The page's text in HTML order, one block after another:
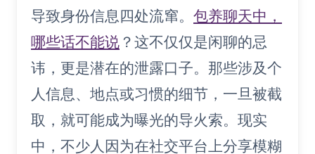
导致身份信息四处流窜。 包养聊天中，
哪些话不能说 ？这不仅仅是闲聊的忌
讳，更是潜在的泄露口子。那些涉及个
人信息、地点或习惯的细节，一旦被截
取，就可能成为曝光的导火索。现实
中，不少人因为在社交平台上分享模糊